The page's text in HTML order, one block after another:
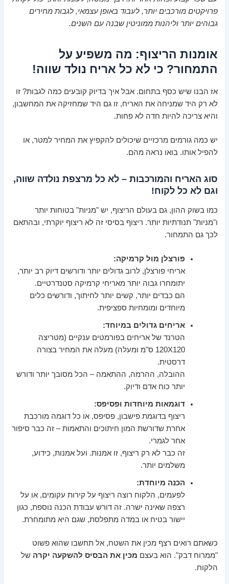
פרויקטים מורכבים יותר, לעבוד באופן עצמאי, לגבות מחירים
גבוהים יותר וליהנות ממוניטין שבנה עם השנים.
אומנות הריצוף: מה משפיע על
התמחור? כי לא כל אריח נולד שווה!
אז הבנו שיש כסף בתחום. אבל איך בדיוק קובעים כמה לגבות? זו
לא רק היד שמניחה את האריח, זו גם היד שמחזיקה את המחשבון,
והיא צריכה להיות חדה לא פחות.
יש כמה גורמים מרכזיים שיכולים להקפיץ את המחיר למטר, או
להפיל אותו. בואו נראה מהם.
סוג האריח והמורכבות – לא כל מרצפת נולדה שווה,
וגם לא כל לקוח!
כמו בשוק ההון, גם בעולם הריצוף, יש "מניות" בטוחות יותר
ו"מניות" תנודתיות יותר. ריצוף בסיסי זה לא ריצוף יוקרתי, ובהתאם
לכך גם התמחור.
פורצלן מול קרמיקה:
אריחי פורצלן, לרוב גדולים יותר ודורשים דיוק רב יותר,
יתומחרו גבוה יותר מאריחי קרמיקה סטנדרטיים.
הם כבדים יותר, קשים יותר לחיתוך, ודורשים כלים
מיוחדים ומומחיות ספציפית.
אריחים גדולים במיוחד:
הטרנד של אריחים בפורמטים ענקיים (מטריצה
120X120 ס"מ ומעלה) מעלה את המחיר בצורה
דרסטית.
ההובלה, ההרמה, ההתאמה – הכל מסובך יותר ודורש
יותר כוח אדם ודיוק.
דוגמאות מיוחדות ופסיפס:
ריצוף בדוגמת פישבון, פסיפס, או כל דוגמה מורכבת
אחרת שדורשת המון חיתוכים והתאמות – זה כבר סיפור
אחר לגמרי.
זה כבר לא רק ריצוף, זו אמנות. ועל אמנות, כידוע,
משלמים יותר.
הכנה מיוחדת:
לפעמים, הלקוח רוצה ריצוף על קירות עקומים, או על
רצפה שאינה ישרה. זה דורש עבודת הכנה נוספת, כגון
יישור בטיח או במדה מתפלסת, שגם היא מתומחרת.
כשאתם רואים רצף מכין את השטח, אל תחשבו שהוא פשוט
"ממרוח דבק". הוא בעצם מכין את הבסיס להשקעה יקרה של
הלקוח.